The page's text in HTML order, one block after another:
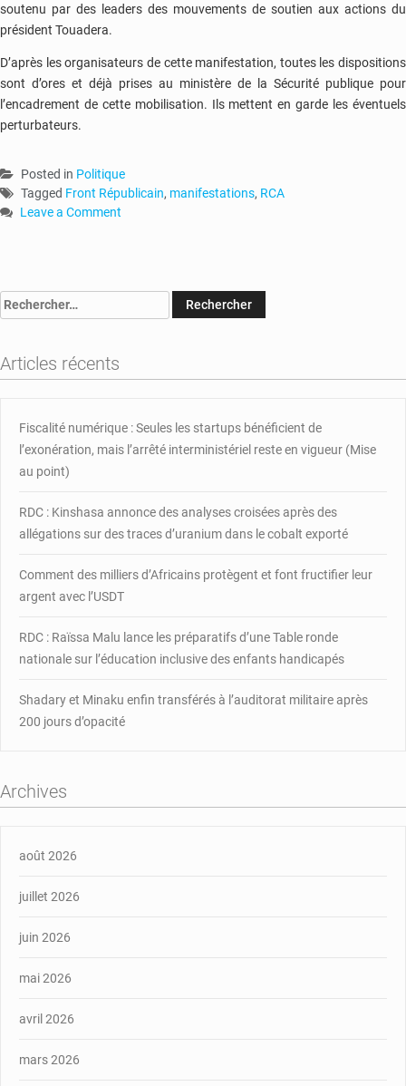
soutenu par des leaders des mouvements de soutien aux actions du
président Touadera.
D’après les organisateurs de cette manifestation, toutes les dispositions
sont d’ores et déjà prises au ministère de la Sécurité publique pour
l’encadrement de cette mobilisation. Ils mettent en garde les éventuels
perturbateurs.
Posted in Politique
Tagged Front Républicain, manifestations, RCA
Leave a Comment
Le
Front
manifester
pour
référendum
Rechercher :
Articles récents
Fiscalité numérique : Seules les startups bénéficient de
l’exonération, mais l’arrêté interministériel reste en vigueur (Mise
au point)
RDC : Kinshasa annonce des analyses croisées après des
allégations sur des traces d’uranium dans le cobalt exporté
Comment des milliers d’Africains protègent et font fructifier leur
argent avec l’USDT
RDC : Raïssa Malu lance les préparatifs d’une Table ronde
nationale sur l’éducation inclusive des enfants handicapés
Shadary et Minaku enfin transférés à l’auditorat militaire après
200 jours d’opacité
Archives
août 2026
juillet 2026
juin 2026
mai 2026
avril 2026
mars 2026